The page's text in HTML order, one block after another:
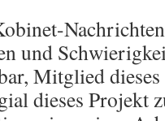
und
Mitglied
dieses Projekt